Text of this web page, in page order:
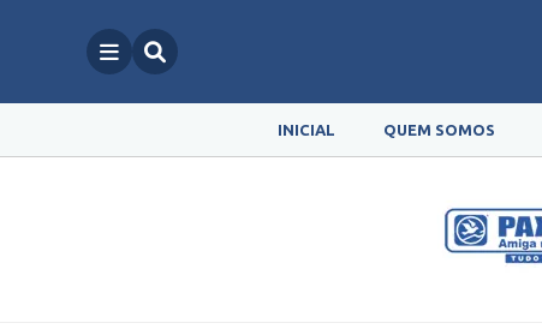
INICIAL QUEM SOMOS